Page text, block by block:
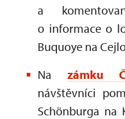
a
o informace o
Buquoye na
Na zámku
návštěvníci
Schönburga na